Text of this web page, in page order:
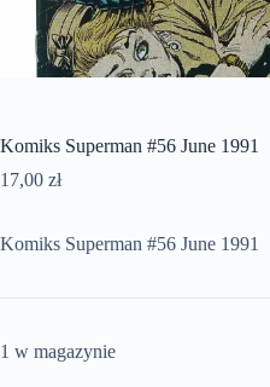
Komiks Superman #56 June 1991
17,00 zł
Komiks Superman #56 June 1991
1 w magazynie